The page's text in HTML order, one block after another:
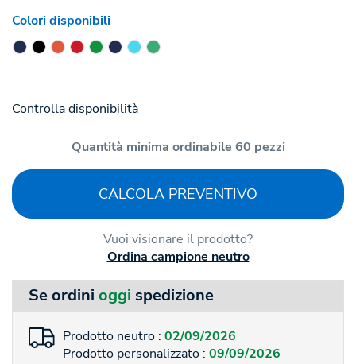
Colori disponibili
Controlla disponibilità
Quantità minima ordinabile 60 pezzi
CALCOLA PREVENTIVO
Vuoi visionare il prodotto?
Ordina campione neutro
Se ordini oggi spedizione
Prodotto neutro : 02/09/2026
Prodotto personalizzato : 09/09/2026